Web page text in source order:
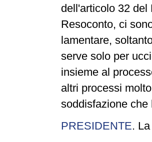
dell'articolo 32 del
Resoconto, ci
lamentare,
serve solo per
insieme al
altri processi
soddisfazione che
PRESIDENTE.